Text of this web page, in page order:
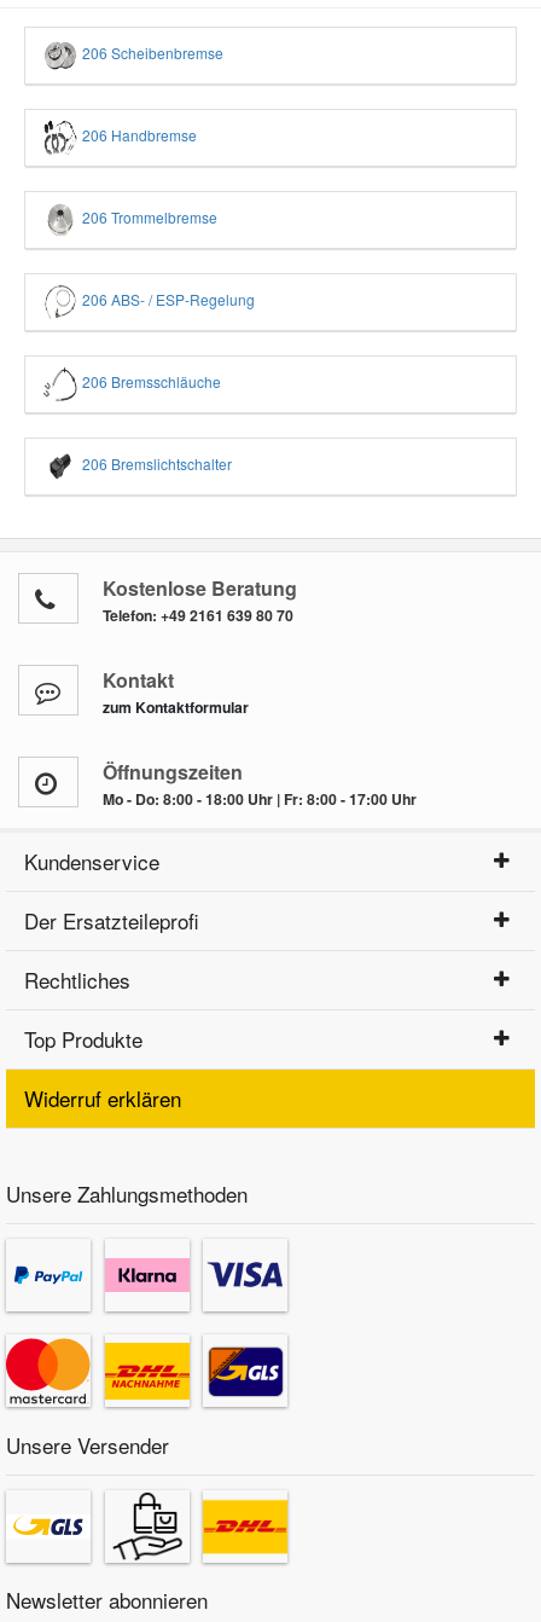
206 Scheibenbremse
206 Handbremse
206 Trommelbremse
206 ABS- / ESP-Regelung
206 Bremsschläuche
206 Bremslichtschalter
Kostenlose Beratung
Telefon: +49 2161 639 80 70
Kontakt
zum Kontaktformular
Öffnungszeiten
Mo - Do: 8:00 - 18:00 Uhr | Fr: 8:00 - 17:00 Uhr
Kundenservice
Der Ersatzteileprofi
Rechtliches
Top Produkte
Widerruf erklären
Unsere Zahlungsmethoden
Unsere Versender
Newsletter abonnieren